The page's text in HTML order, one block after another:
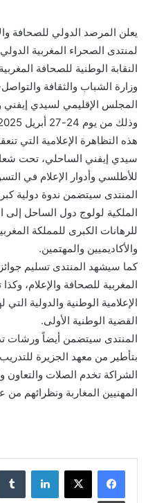
يعلن المرصد الدولي للصحافة
لمنتدى الصحراء المغربية
النقابة الوطنية للصحافة
وزارة الشباب والثقافة
المجلس الإقليمي لسيدي إيفني
وذلك من يوم 24-27 أبريل 2025.
هذه التظاهرة الإعلامية التي
سيدي إيفني الساحلي، تحت شعار
للأطلسي وأدوار الإعلام في
المنتدى سيتضمن ندوة دولية
الملكية لولوج دول الساحل إلى
للرهانات الكبرى للمملكة
والأكاديميين والمهتمين.
كما سيشهد المنتدى تسليم
المغربية للصحافة والإعلام،
الإعلامية الوطنية والدولية
القضية الوطنية الأولى.
المنتدى سيتضمن أيضاً ورشات
بتأطير من معهد الجزيرة
الشراكة تخدم الصلات والتعاون
المهنيين المغاربة ونظرائهم من
لينكدإن
طباعة